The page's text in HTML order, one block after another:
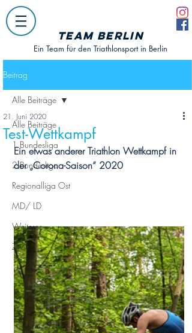
Team Berlin
Ein Team für den Triathlonsport in Berlin
Beitrag
Alle Beiträge
1.Bundesliga
2.Bundesliga
Regionalliga Ost
MD/ LD
Weiteres
Zwift
Alle Beiträge
Test-Wettkampf
21. Juni 2020
Ein etwas anderer Triathlon Wettkampf in
der „Corona-Saison“ 2020